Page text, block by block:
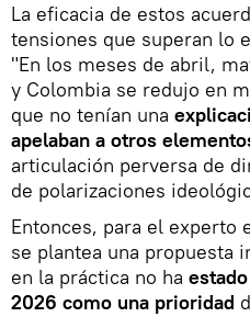
La eficacia de estos
tensiones que superan lo
"En los meses de abril,
y Colombia se redujo en
que no tenían una
apelaban a otros
articulación perversa de
de polarizaciones
Entonces, para el experto
se plantea una propuesta
en la práctica no ha
2026 como una prioridad